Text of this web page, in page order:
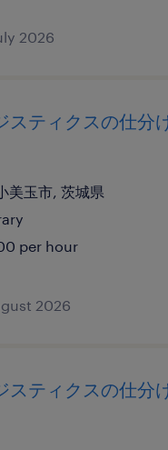
2026
スティクスの仕分
美玉市, 茨城県
per hour
2026
スティクスの仕分